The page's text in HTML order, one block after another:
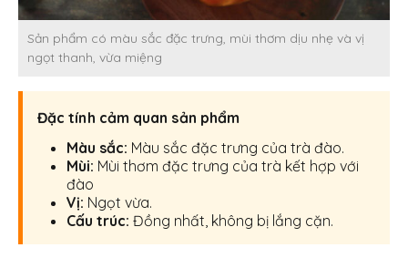
Sản phẩm có màu sắc đặc trưng, mùi thơm dịu nhẹ và vị
ngọt thanh, vừa miệng
Đặc tính cảm quan sản phẩm
Màu sắc: Màu sắc đặc trưng của trà đào.
Mùi: Mùi thơm đặc trưng của trà kết hợp với
đào
Vị: Ngọt vừa.
Cấu trúc: Đồng nhất, không bị lắng cặn.